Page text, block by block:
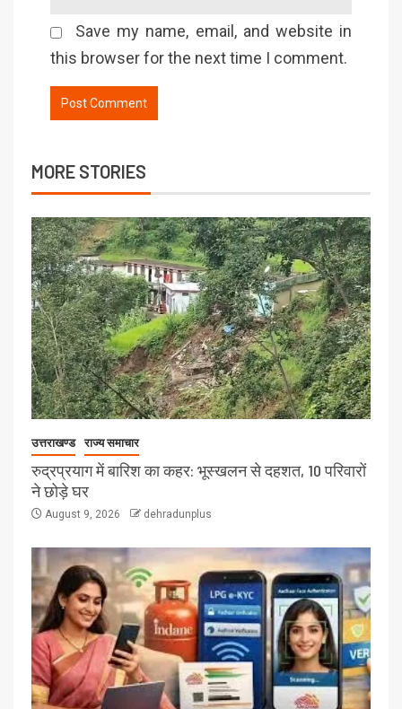
Save my name, email, and website in
this browser for the next time I comment.
MORE STORIES
उत्तराखण्ड राज्य समाचार
रुद्रप्रयाग में बारिश का कहर: भूस्खलन से दहशत, 10 परिवारों
ने छोड़े घर
August 9, 2026 dehradunplus